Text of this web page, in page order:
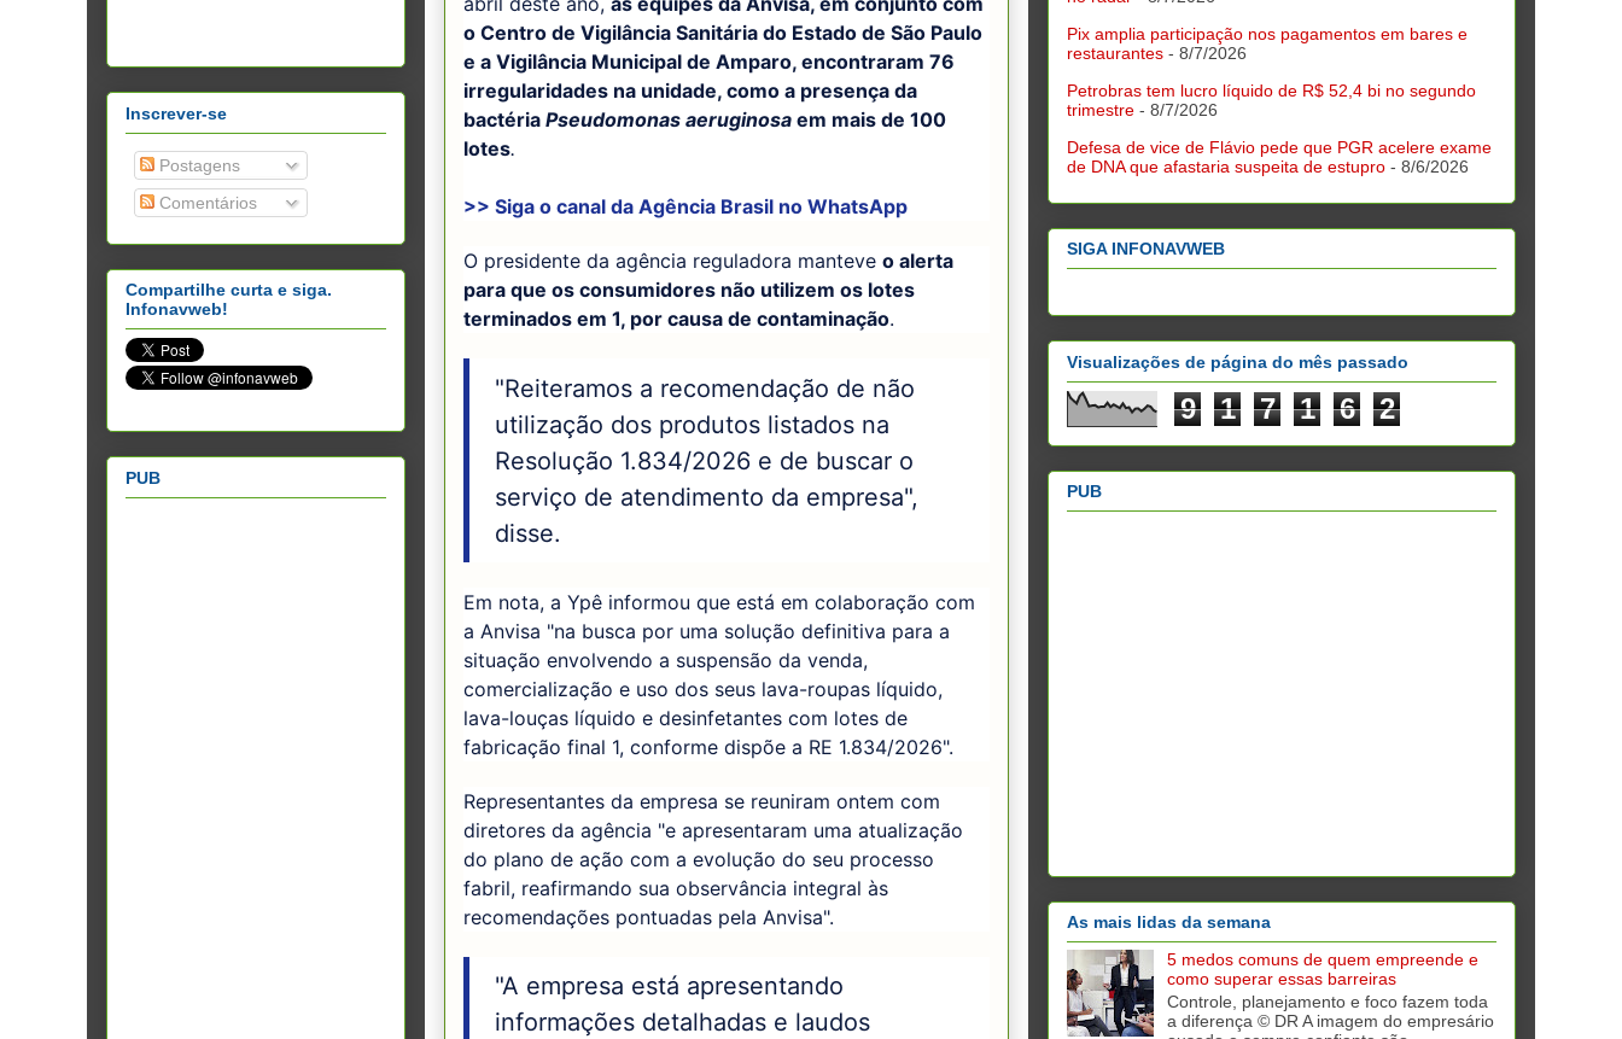
o Centro de Vigilância Sanitária do Estado de São Paulo
e a Vigilância Municipal de Amparo, encontraram 76
irregularidades na unidade, como a presença da
bactéria Pseudomonas aeruginosa em mais de 100
lotes.
>> Siga o canal da Agência Brasil no WhatsApp
O presidente da agência reguladora manteve o alerta
para que os consumidores não utilizem os lotes
terminados em 1, por causa de contaminação.
"Reiteramos a recomendação de não
utilização dos produtos listados na
Resolução 1.834/2026 e de buscar o
serviço de atendimento da empresa",
disse.
Em nota, a Ypê informou que está em colaboração com
a Anvisa "na busca por uma solução definitiva para a
situação envolvendo a suspensão da venda,
comercialização e uso dos seus lava-roupas líquido,
lava-louças líquido e desinfetantes com lotes de
fabricação final 1, conforme dispõe a RE 1.834/2026".
Representantes da empresa se reuniram ontem com
diretores da agência "e apresentaram uma atualização
do plano de ação com a evolução do seu processo
fabril, reafirmando sua observância integral às
recomendações pontuadas pela Anvisa".
"A empresa está apresentando
informações detalhadas e laudos
Inscrever-se
Postagens
Comentários
Compartilhe curta e siga.
Infonavweb!
PUB
Pix amplia participação nos pagamentos em bares e
restaurantes - 8/7/2026
Petrobras tem lucro líquido de R$ 52,4 bi no segundo
trimestre - 8/7/2026
Defesa de vice de Flávio pede que PGR acelere exame
de DNA que afastaria suspeita de estupro - 8/6/2026
SIGA INFONAVWEB
Visualizações de página do mês passado
9 1 7 1 6 2
PUB
As mais lidas da semana
5 medos comuns de quem empreende e
como superar essas barreiras
Controle, planejamento e foco fazem toda
a diferença © DR A imagem do empresário